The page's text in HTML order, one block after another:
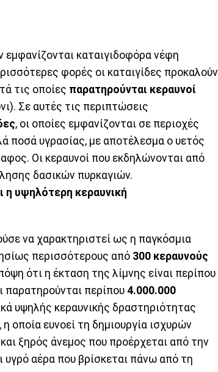
καταιγιδοφόρα νέφη
φορές οι καταιγίδες προκαλούν
τις οποίες παρατηρούνται κεραυνοί
Σε αυτές τις περιπτώσεις
, οι οποίες εμφανίζονται σε περιοχές
ποσά υγρασίας, με αποτέλεσμα ο υετός
Οι κεραυνοί που εκδηλώνονται από
δασικών πυρκαγιών.
η υψηλότερη κεραυνική
να χαρακτηριστεί ως η παγκόσμια
περισσότερους από 300 κεραυνούς
ότι η έκταση της λίμνης είναι περίπου
παρατηρούνται περίπου 4.000.000
υψηλής κεραυνικής δραστηριότητας
οποία ευνοεί τη δημιουργία ισχυρών
ξηρός άνεμος που προέρχεται από την
αέρα που βρίσκεται πάνω από τη